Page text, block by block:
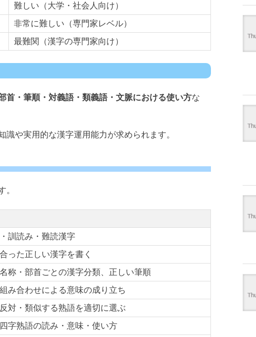
難しい（大学・社会人向け）
非常に難しい（専門家レベル）
最難関（漢字の専門家向け）
首・筆順・対義語・類義語・文脈における使い方な
や実用的な漢字運用能力が求められます。
。
訓読み・難読漢字
った正しい漢字を書く
称・部首ごとの漢字分類、正しい筆順
み合わせによる意味の成り立ち
対・類似する熟語を適切に選ぶ
字熟語の読み・意味・使い方